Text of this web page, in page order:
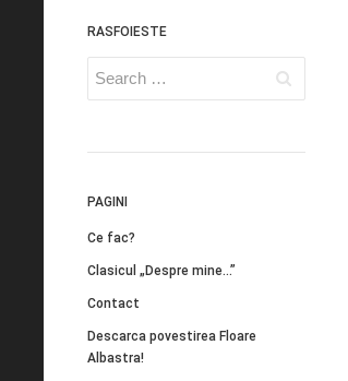
RASFOIESTE
PAGINI
Ce fac?
Clasicul „Despre mine…”
Contact
Descarca povestirea Floare
Albastra!